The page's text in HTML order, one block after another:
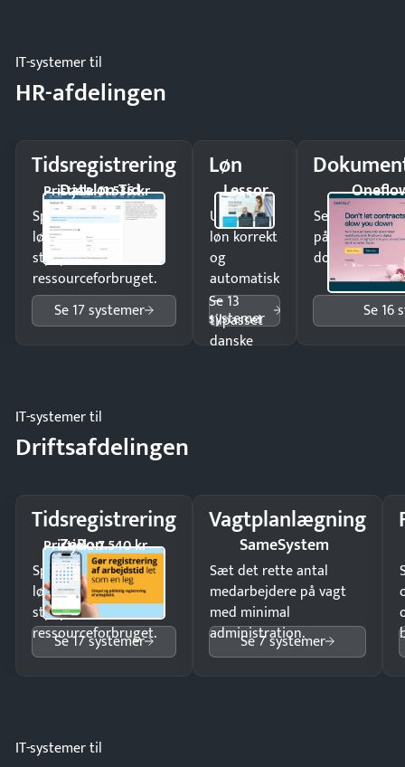
IT-systemer til
HR-afdelingen
Tidsregistrering
Dataløn Tid
Pristjek: 11.535 kr
Spar tid på
lønberegning og få
styr på
ressourceforbruget.
Se 17 systemer
Løn
Lessor
Udbetal
løn korrekt
og
automatisk
—
tilpasset
danske
Se 13
systemer
Send
på minutter
dokumenter.
Se 16
IT-systemer til
Driftsafdelingen
Tidsregistrering
ZeBon
Pristjek: 7.540 kr
Spar tid på
lønberegning og få
styr på
ressourceforbruget.
Se 17 systemer
Vagtplanlægning
SameSystem
Sæt det rette antal
medarbejdere på vagt
med minimal
administration.
Se 7 systemer
IT-systemer til